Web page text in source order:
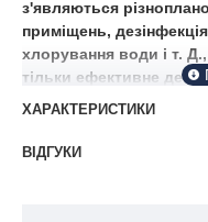
з'являються
приміщень,
хлорування води і т.
тільки ефективне
підвищувати витрати
дезинфікуючі засоби,
ХАРАКТЕРИСТИКИ
ВІДГУКИ